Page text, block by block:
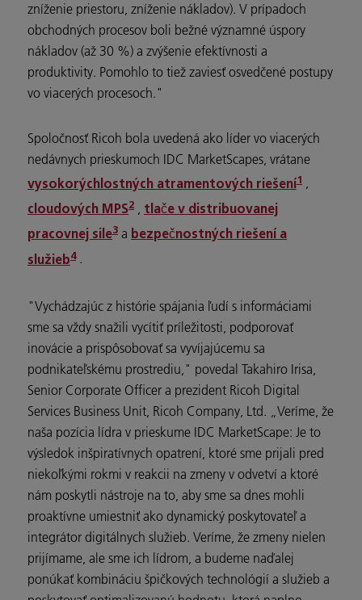
zníženie priestoru, zníženie nákladov). V prípadoch
obchodných procesov boli bežné významné úspory
nákladov (až 30 %) a zvýšenie efektívnosti a
produktivity. Pomohlo to tiež zaviesť osvedčené postupy
vo viacerých procesoch."
Spoločnosť Ricoh bola uvedená ako líder vo viacerých
nedávnych prieskumoch IDC MarketScapes, vrátane
vysokorýchlostných atramentových riešení1 ,
cloudových MPS2
tlače v distribuovanej
pracovnej sile3 a bezpečnostných riešení a
služieb4.
"Vychádzajúc z histórie spájania ľudí s informáciami
sme sa vždy snažili vycítiť príležitosti, podporovať
inovácie a prispôsobovať sa vyvíjajúcemu sa
podnikateľskému prostrediu," povedal Takahiro Irisa,
Senior Corporate Officer a prezident Ricoh Digital
Services Business Unit, Ricoh Company, Ltd. „Veríme, že
naša pozícia lídra v prieskume IDC MarketScape: Je to
výsledok inšpiratívnych opatrení, ktoré sme prijali pred
niekoľkými rokmi v reakcii na zmeny v odvetví a ktoré
nám poskytli nástroje na to, aby sme sa dnes mohli
proaktívne umiestniť ako dynamický poskytovateľ a
integrátor digitálnych služieb. Veríme, že zmeny nielen
prijímame, ale sme ich lídrom, a budeme naďalej
ponúkať kombináciu špičkových technológií a služieb a